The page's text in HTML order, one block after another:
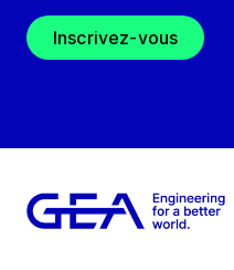
Inscrivez-vous